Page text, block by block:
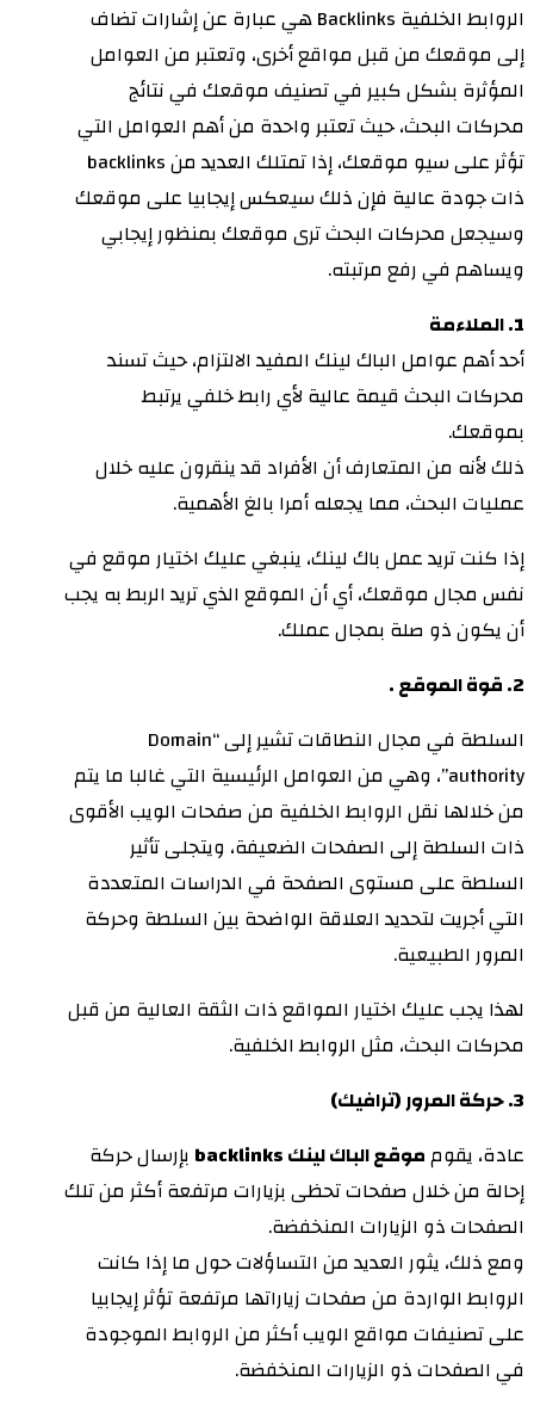
الروابط الخلفية Backlinks هي عبارة عن إشارات تضاف
إلى موقعك من قبل مواقع أخرى، وتعتبر من العوامل
المؤثرة بشكل كبير في تصنيف موقعك في نتائج
محركات البحث، حيث تعتبر واحدة من أهم العوامل التي
تؤثر على سيو موقعك، إذا تمتلك العديد من backlinks
ذات جودة عالية فإن ذلك سيعكس إيجابيا على موقعك
وسيجعل محركات البحث ترى موقعك بمنظور إيجابي
ويساهم في رفع مرتبته.
1. الملاءمة
أحد أهم عوامل الباك لينك المفيد الالتزام، حيث تسند
محركات البحث قيمة عالية لأي رابط خلفي يرتبط
بموقعك.
ذلك لأنه من المتعارف أن الأفراد قد ينقرون عليه خلال
عمليات البحث، مما يجعله أمرا بالغ الأهمية.
إذا كنت تريد عمل باك لينك، ينبغي عليك اختيار موقع في
نفس مجال موقعك، أي أن الموقع الذي تريد الربط به يجب
أن يكون ذو صلة بمجال عملك.
2. قوة الموقع .
السلطة في مجال النطاقات تشير إلى “Domain
authority”، وهي من العوامل الرئيسية التي غالبا ما يتم
من خلالها نقل الروابط الخلفية من صفحات الويب الأقوى
ذات السلطة إلى الصفحات الضعيفة، ويتجلى تأثير
السلطة على مستوى الصفحة في الدراسات المتعددة
التي أجريت لتحديد العلاقة الواضحة بين السلطة وحركة
المرور الطبيعية.
لهذا يجب عليك اختيار المواقع ذات الثقة العالية من قبل
محركات البحث، مثل الروابط الخلفية.
3. حركة المرور (ترافيك)
عادة، يقومموقع الباك لينك backlinks
بإرسال حركة
إحالة من خلال صفحات تحظى بزيارات مرتفعة أكثر من تلك
الصفحات ذو الزيارات المنخفضة.
ومع ذلك، يثور العديد من التساؤلات حول ما إذا كانت
الروابط الواردة من صفحات زياراتها مرتفعة تؤثر إيجابيا
على تصنيفات مواقع الويب أكثر من الروابط الموجودة
في الصفحات ذو الزيارات المنخفضة.